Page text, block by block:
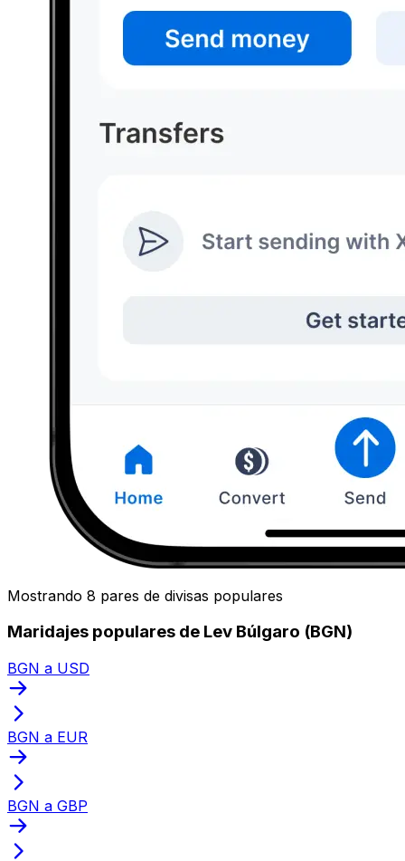
Mostrando 8 pares de divisas populares
Maridajes populares de Lev Búlgaro (BGN)
BGN a USD
BGN a EUR
BGN a GBP